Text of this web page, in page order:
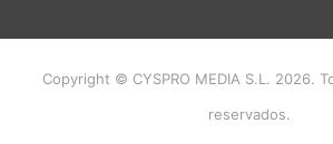
Copyright © CYSPRO MEDIA S.L. 2026.
reservados.